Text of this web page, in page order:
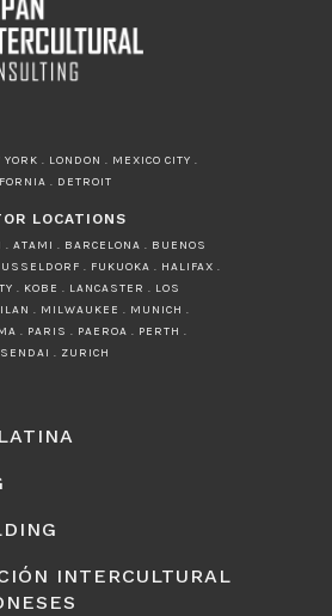
YORK . LONDON . MEXICO CITY .
. DETROIT
LOCATIONS
ATAMI . BARCELONA . BUENOS
. FUKUOKA . HALIFAX .
. KOBE . LANCASTER . LOS
. MILWAUKEE . MUNICH .
. PARIS . PAEROA . PERTH .
. ZURICH
INTERCULTURAL